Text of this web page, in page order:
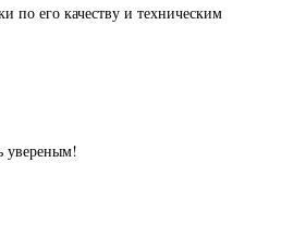
по его качеству и техническим
увереным!